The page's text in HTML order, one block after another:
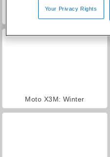
Moto X3M: Winter
Your Privacy Rights